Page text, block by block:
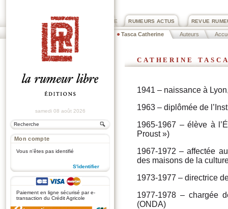
REVUE
RUMEURS ACTUS
PRIX ROGER DEXTRE
Tasca Catherine Auteurs
samedi 08 août 2026
Mon compte
Vous n'êtes pas identifié
S'identifier
Paiement en ligne sécurisé par e-
transaction du Crédit Agricole
catherine
1941 – naissance à
1963 – diplômée de
1965-1967 – élève à
Proust »)
1967-1972 – affectée
des maisons de la
1973-1977 – directrice
1977-1978 – chargée
(ONDA)